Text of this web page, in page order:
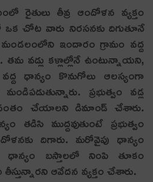
రైతులు తీవ్ర ఆందోళ‌న వ్య‌క్తం
ఒక చోట వారు నిర‌స‌న‌కు దిగుతూనే
ఇందారం గ్రామం వద్ద
వ‌డ్లు క‌ళ్లాల్లోనే ఉంటున్నాయ‌ని,
ధాన్యం కొనుగోలు ఆలస్యంగా
ప్రభుత్వం వడ్ల
చేయాలని డిమాండ్ చేశారు.
ముద్దవుతుంటే ప్రభుత్వం
దిగారు. మ‌రోవైపు ధాన్యం
ధాన్యం బస్తాలలో నింపి తూకం
తీస్తున్నారని ఆవేదన వ్య‌క్తం చేశారు.